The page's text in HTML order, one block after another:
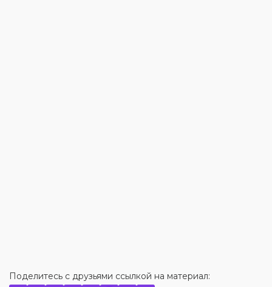
Поделитесь с друзьями ссылкой на материал: